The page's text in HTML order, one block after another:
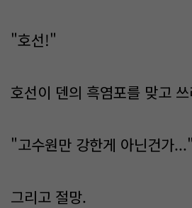
"호선!"
호선이 덴의 흑염포를 맞고
"고수원만 강한게 아닌건가..."
그리고 절망.